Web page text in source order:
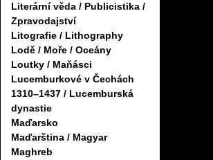
Literární věda / Publicistika /
Zpravodajství
Litografie / Lithography
Lodě / Moře / Oceány
Loutky / Maňásci
Lucemburkové v Čechách
1310–1437 / Lucemburská
dynastie
Maďarsko
Maďarština / Magyar
Maghreb